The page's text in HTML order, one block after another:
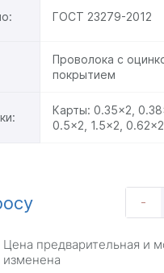
ГОСТ 23279-2012
Проволока с
покрытием
Карты:0.35x2 ,
0.5x2 1.5x2 ,0.62x2
-
Цена предварительная и
изменена